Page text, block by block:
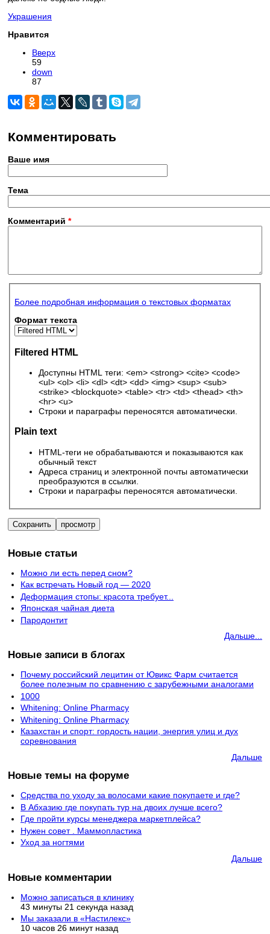
Украшения
Нравится
Вверх
59
down
87
Комментировать
Ваше имя
Тема
Комментарий *
Более подробная информация о текстовых форматах
Формат текста
Filtered HTML
Доступны HTML теги: <em> <strong> <cite> <code>
<ul> <ol> <li> <dl> <dt> <dd> <img> <sup> <sub>
<strike> <blockquote> <table> <tr> <td> <thead> <th>
<hr> <u>
Строки и параграфы переносятся автоматически.
Plain text
HTML-теги не обрабатываются и показываются как
обычный текст
Адреса страниц и электронной почты автоматически
преобразуются в ссылки.
Строки и параграфы переносятся автоматически.
Новые статьи
Можно ли есть перед сном?
Как встречать Новый год — 2020
Деформация стопы: красота требует...
Японская чайная диета
Пародонтит
Дальше...
Новые записи в блогах
Почему российский лецитин от Ювикс Фарм считается
более полезным по сравнению с зарубежными аналогами
1000
Whitening: Online Pharmacy
Whitening: Online Pharmacy
Казахстан и спорт: гордость нации, энергия улиц и дух
соревнования
Дальше
Новые темы на форуме
Средства по уходу за волосами какие покупаете и где?
В Абхазию где покупать тур на двоих лучше всего?
Где пройти курсы менеджера маркетплейса?
Нужен совет . Маммопластика
Уход за ногтями
Дальше
Новые комментарии
Можно записаться в клинику
43 минуты 21 секунда назад
Мы заказали в «Настилекс»
10 часов 26 минут назад